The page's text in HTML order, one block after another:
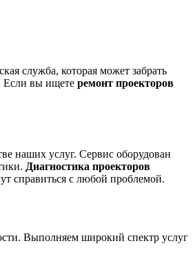
служба, которая может забрать
Если вы ищете ремонт проекторов
наших услуг. Сервис оборудован
Диагностика проекторов
справиться с любой проблемой.
Выполняем широкий спектр услуг